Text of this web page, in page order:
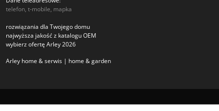
telefon, t-mobile, mapka
rozwiązania dla Twojego domu
najwyższa jakość z katalogu OEM
wybierz ofertę Arley 2026
Arley home & serwis | home & garden